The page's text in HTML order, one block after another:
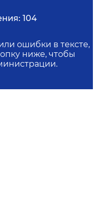
104
ошибки в тексте,
ниже, чтобы